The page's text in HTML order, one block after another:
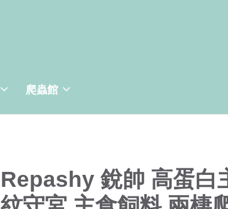
爬蟲館
Repashy 銳帥 高蛋白